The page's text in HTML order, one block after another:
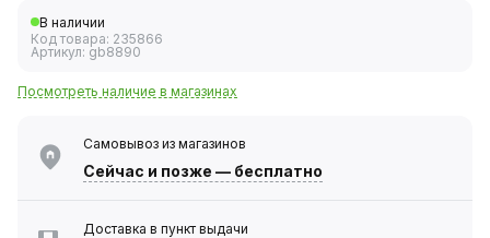
В наличии
Код товара: 235866
Артикул: gb8890
Посмотреть наличие в магазинах
Самовывоз из магазинов
Сейчас и позже — бесплатно
Доставка в пункт выдачи